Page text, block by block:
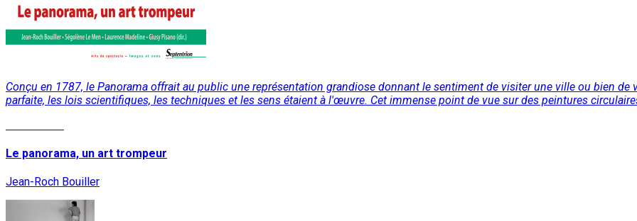
Conçu en 1787, le Panorama offrait au public une représentation grandiose donnant le sentiment de visiter une ville ou bien
parfaite, les lois scientifiques, les techniques et les sens étaient à l'œuvre. Cet immense point de vue sur des peintures
Le panorama, un art trompeur
Jean-Roch Bouiller